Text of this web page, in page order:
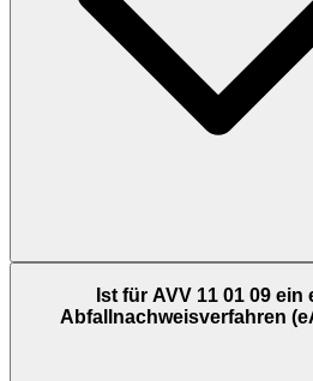
Ist für AVV 11 01 09
Abfallnachweisverfahren